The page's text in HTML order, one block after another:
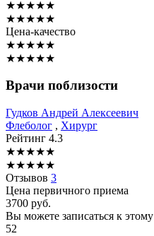
★★★★★
★★★★★
Цена-качество
★★★★★
★★★★★
Врачи поблизости
Гудков Андрей Алексеевич
Флеболог , Хирург
Рейтинг 4.3
★★★★★
★★★★★
Отзывов 3
Цена первичного приема
3700 руб.
Вы можете записаться к
52